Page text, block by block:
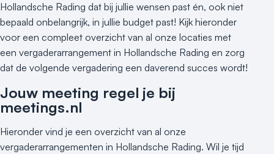
Hollandsche Rading dat bij jullie wensen past én, ook niet
bepaald onbelangrijk, in jullie budget past! Kijk hieronder
voor een compleet overzicht van al onze locaties met
een vergaderarrangement in Hollandsche Rading en zorg
dat de volgende vergadering een daverend succes wordt!
Jouw meeting regel je bij
meetings.nl
Hieronder vind je een overzicht van al onze
vergaderarrangementen in Hollandsche Rading. Wil je tijd